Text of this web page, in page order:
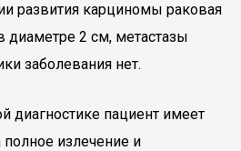
развития карциномы раковая
2 см, метастазы
заболевания нет.
диагностике пациент имеет
излечение и